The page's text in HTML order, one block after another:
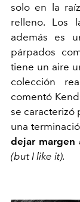
solo en la
relleno. Los
además es
párpados
tiene un aire
colección
comentó
se caracterizó
una
dejar margen
(but I like it).